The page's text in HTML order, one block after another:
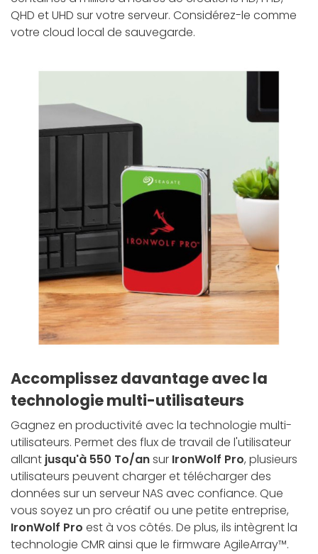
QHD et UHD sur votre serveur. Considérez-le comme
votre cloud local de sauvegarde.
Accomplissez davantage avec la
technologie multi-utilisateurs
Gagnez en productivité avec la technologie multi-
utilisateurs. Permet des flux de travail de l'utilisateur
allant jusqu'à 550 To/ansur IronWolf Pro, plusieurs
utilisateurs peuvent charger et télécharger des
données sur un serveur NAS avec confiance. Que
vous soyez un pro créatif ou une petite entreprise,
IronWolf Pro est à vos côtés. De plus, ils intègrent la
technologie CMR ainsi que le firmware AgileArray™.